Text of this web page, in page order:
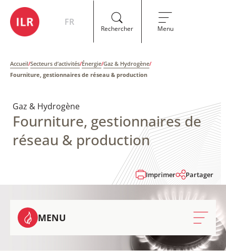
FR
Rechercher Menu
Accueil/Secteurs d’activités/Énergie/Gaz & Hydrogène/
Fourniture, gestionnaires de réseau & production
Gaz & Hydrogène
Fourniture, gestionnaires de
réseau & production
Imprimer Partager
MENU